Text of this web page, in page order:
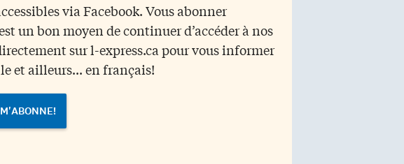
via Facebook. Vous abonner
un bon moyen de continuer d’accéder à nos
sur l-express.ca pour vous informer
et ailleurs... en français!